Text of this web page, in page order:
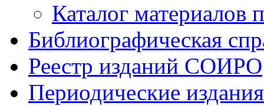
Каталог материалов
Библиографическая
Реестр изданий СОИРО
Периодические